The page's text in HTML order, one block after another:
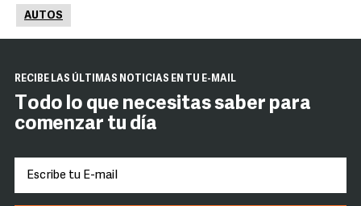
AUTOS
RECIBE LAS ÚLTIMAS NOTICIAS EN TU E-MAIL
Todo lo que necesitas saber para
comenzar tu día